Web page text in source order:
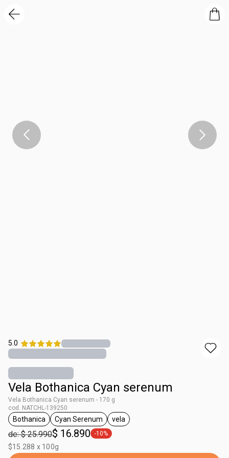
5.0
Vela Bothanica Cyan serenum
Vela Bothanica Cyan serenum - 170 g
cod. NATCHL-139250
general.tag Bothanica
Bothanica
general.tag Cyan Serenum
Cyan Serenum
general.tag vela
vela
de: $ 25.990$ 16.890 general.tag -10%
-10%
$15.288 x 100g